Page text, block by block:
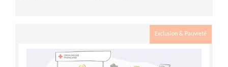
Exclusion & Pauvreté